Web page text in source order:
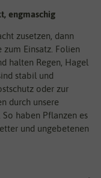
engmaschig
zusetzen, dann
Einsatz. Folien
halten Regen, Hagel
stabil und
oder zur
durch unsere
haben Pflanzen es
und ungebetenen